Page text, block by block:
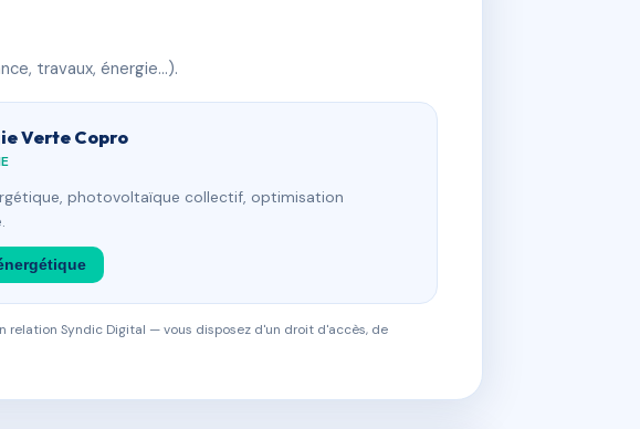
travaux, énergie…).
Verte Copro
photovoltaïque collectif, optimisation
relation Syndic Digital — vous disposez d'un droit d'accès, de